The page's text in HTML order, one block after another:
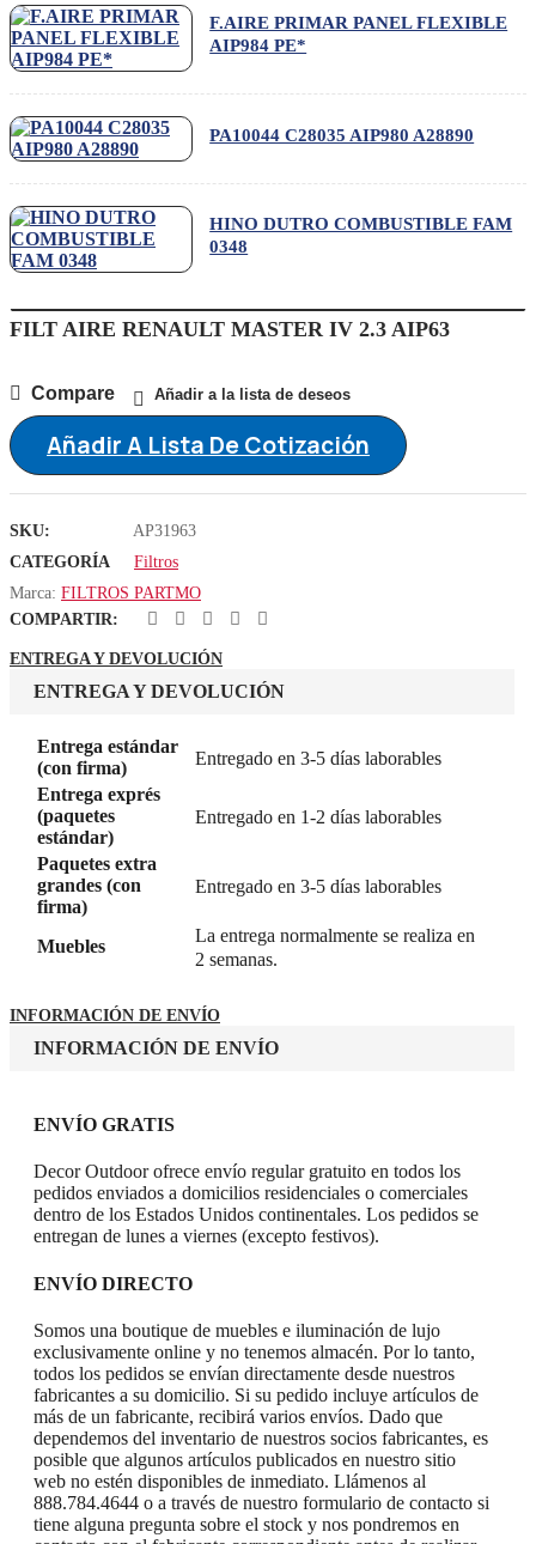
F.AIRE PRIMAR PANEL FLEXIBLE
AIP984 PE*
PA10044 C28035 AIP980 A28890
HINO DUTRO COMBUSTIBLE FAM
0348
FILT AIRE RENAULT MASTER IV 2.3 AIP63
Compare Añadir a la lista de deseos
Añadir A Lista De Cotización
SKU:
AP31963
CATEGORÍA
Filtros
Marca: FILTROS PARTMO
COMPARTIR:
ENTREGA Y DEVOLUCIÓN
ENTREGA Y DEVOLUCIÓN
Entrega estándar
(con firma)
Entregado en 3-5 días laborables
Entrega exprés
(paquetes
estándar)
Entregado en 1-2 días laborables
Paquetes extra
grandes (con
firma)
Entregado en 3-5 días laborables
Muebles
La entrega normalmente se realiza en
2 semanas.
INFORMACIÓN DE ENVÍO
INFORMACIÓN DE ENVÍO
ENVÍO GRATIS
Decor Outdoor ofrece envío regular gratuito en todos los
pedidos enviados a domicilios residenciales o comerciales
dentro de los Estados Unidos continentales. Los pedidos se
entregan de lunes a viernes (excepto festivos).
ENVÍO DIRECTO
Somos una boutique de muebles e iluminación de lujo
exclusivamente online y no tenemos almacén. Por lo tanto,
todos los pedidos se envían directamente desde nuestros
fabricantes a su domicilio. Si su pedido incluye artículos de
más de un fabricante, recibirá varios envíos. Dado que
dependemos del inventario de nuestros socios fabricantes, es
posible que algunos artículos publicados en nuestro sitio
web no estén disponibles de inmediato. Llámenos al
888.784.4644 o a través de nuestro formulario de contacto si
tiene alguna pregunta sobre el stock y nos pondremos en